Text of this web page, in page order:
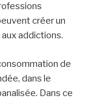
créer un
addictions.
de
dans le
Dans ce